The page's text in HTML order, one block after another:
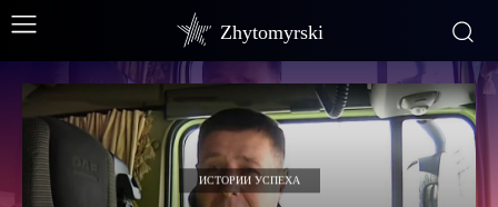
Zhytomyrski
ИСТОРИИ УСПЕХА